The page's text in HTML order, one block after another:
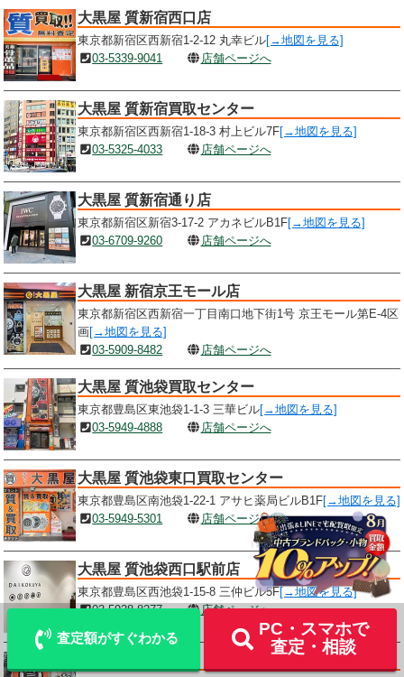
大黒屋 質新宿西口店
東京都新宿区西新宿1-2-12 丸幸ビル[→地図を見る]
03-5339-9041
店舗ページへ
大黒屋 質新宿買取センター
東京都新宿区西新宿1-18-3 村上ビル7F[→地図を見る]
03-5325-4033
店舗ページへ
大黒屋 質新宿通り店
東京都新宿区新宿3-17-2 アカネビルB1F[→地図を見る]
03-6709-9260
店舗ページへ
大黒屋 新宿京王モール店
東京都新宿区西新宿一丁目南口地下街1号 京王モール第E-4区
画[→地図を見る]
03-5909-8482
店舗ページへ
大黒屋 質池袋買取センター
東京都豊島区東池袋1-1-3 三華ビル[→地図を見る]
03-5949-4888
店舗ページへ
大黒屋 質池袋東口買取センター
東京都豊島区南池袋1-22-1 アサヒ薬局ビルB1F[→地図を見る]
03-5949-5301
店舗ページへ
大黒屋 質池袋西口駅前店
東京都豊島区西池袋1-15-8 三仲ビル5F[→地図を見る]
03-5928-8277
店舗ページへ
査定額がすぐわかる
PC・スマホで
査定・相談
LINE査定 メール査定
宅配買取を申込む 出張買取